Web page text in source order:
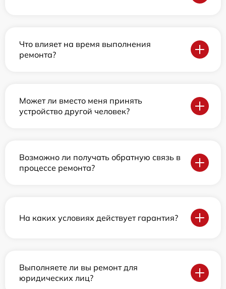
Что влияет на время выполнения
ремонта?
Может ли вместо меня принять
устройство другой человек?
Возможно ли получать обратную связь в
процессе ремонта?
На каких условиях действует гарантия?
Выполняете ли вы ремонт для
юридических лиц?